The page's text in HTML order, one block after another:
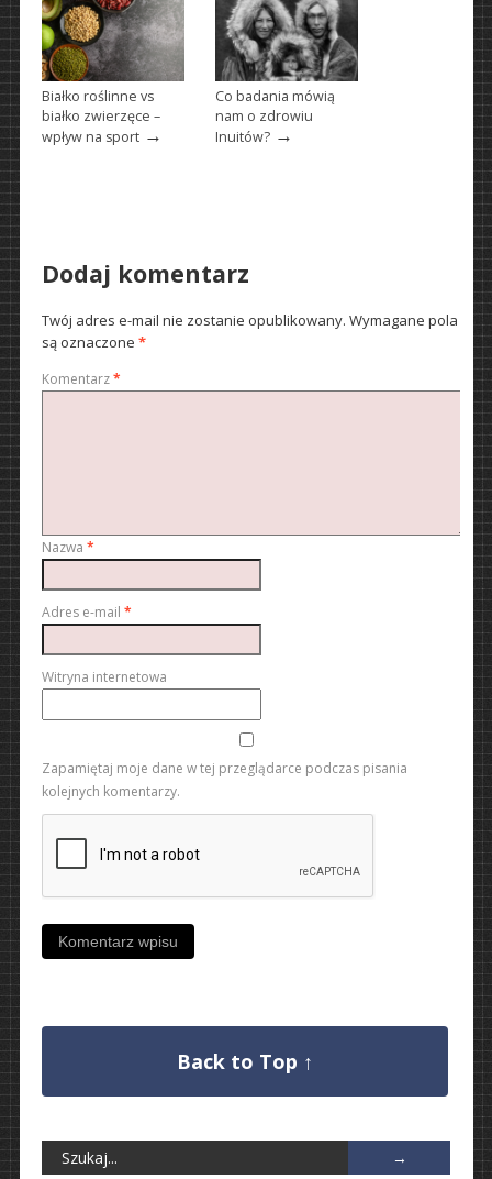
Białko roślinne vs
białko zwierzęce –
wpływ na sport→
Co badania mówią
nam o zdrowiu
Inuitów?→
Dodaj komentarz
Twój adres e-mail nie zostanie opublikowany. Wymagane pola
są oznaczone *
Komentarz*
Nazwa *
Adres e-mail *
Witryna internetowa
Zapamiętaj moje dane w tej przeglądarce podczas pisania
kolejnych komentarzy.
Back to Top ↑